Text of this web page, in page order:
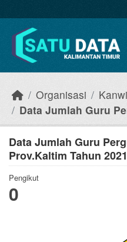
Organisasi
Data Jumlah Guru
Data Jumlah Guru
Prov.Kaltim Tahun
Pengikut
0